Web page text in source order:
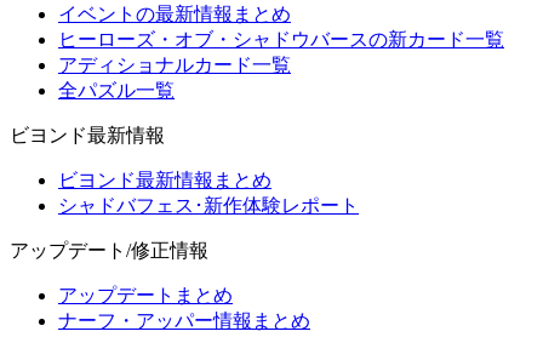
イベントの最新情報まとめ
ヒーローズ・オブ・シャドウバースの新カード一覧
アディショナルカード一覧
全パズル一覧
ビヨンド最新情報
ビヨンド最新情報まとめ
シャドバフェス･新作体験レポート
アップデート/修正情報
アップデートまとめ
ナーフ・アッパー情報まとめ